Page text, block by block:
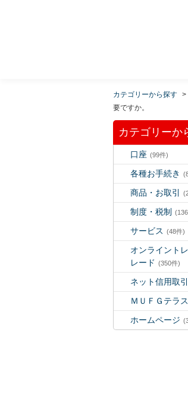
カテゴリーから探す >
要ですか。
カテゴリーか
口座 (99件)
各種お手続き
商品・お取引
制度・税制
サービス (48件)
オンライント
レード (350件)
ネット信用取引
ＭＵＦＧテラ
ホームページ